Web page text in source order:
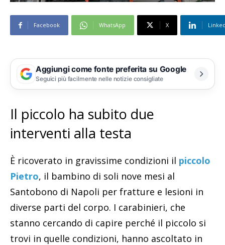
Facebook WhatsApp X
Aggiungi come fonte preferita su Google
Seguici più facilmente nelle notizie consigliate
Il piccolo ha subito due
interventi alla testa
È ricoverato in gravissime condizioni il piccolo
Pietro, il bambino di soli nove mesi al
Santobono di Napoli per fratture e lesioni in
diverse parti del corpo. I carabinieri, che
stanno cercando di capire perché il piccolo si
trovi in quelle condizioni, hanno ascoltato in